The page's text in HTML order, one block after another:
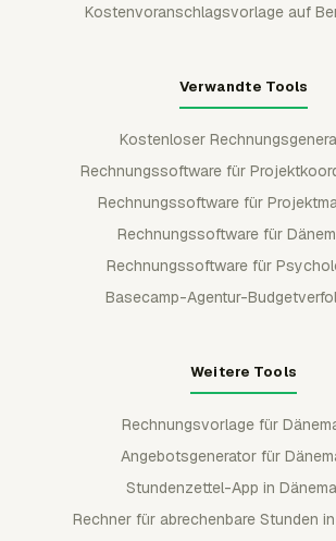
Kostenvoranschlagsvorlage auf
Verwandte Tools
Kostenloser
Rechnungssoftware für
Rechnungssoftware für
Rechnungssoftware für
Rechnungssoftware für
Basecamp-Agentur-
Weitere Tools
Rechnungsvorlage für
Angebotsgenerator für
Stundenzettel-App in
Rechner für abrechenbare Stunden